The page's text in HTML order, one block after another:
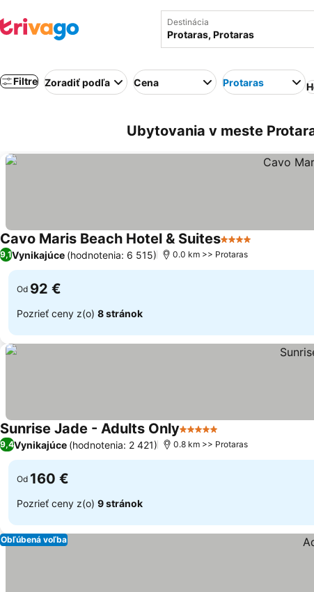
Destinácia
Filtre Zoradiť podľa Cena Protaras
Ubytovania v meste
Cavo Maris Beach Hotel & Suites4 Počet
9,1Vynikajúce (hodnotenia: 6 515) 0.0 km >> Protaras
Od 92 €
Pozrieť ceny z(o) 8 stránok
Sunrise Jade - Adults Only5 Počet hviezdičiek
9,4Vynikajúce (hodnotenia: 2 421) 0.8 km >> Protaras
Od 160 €
Pozrieť ceny z(o) 9 stránok
Obľúbená voľba